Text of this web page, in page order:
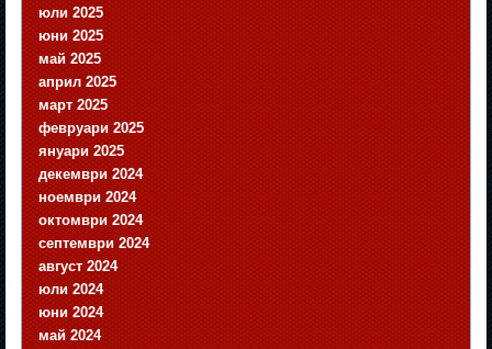
юли 2025
юни 2025
май 2025
април 2025
март 2025
февруари 2025
януари 2025
декември 2024
ноември 2024
октомври 2024
септември 2024
август 2024
юли 2024
юни 2024
май 2024